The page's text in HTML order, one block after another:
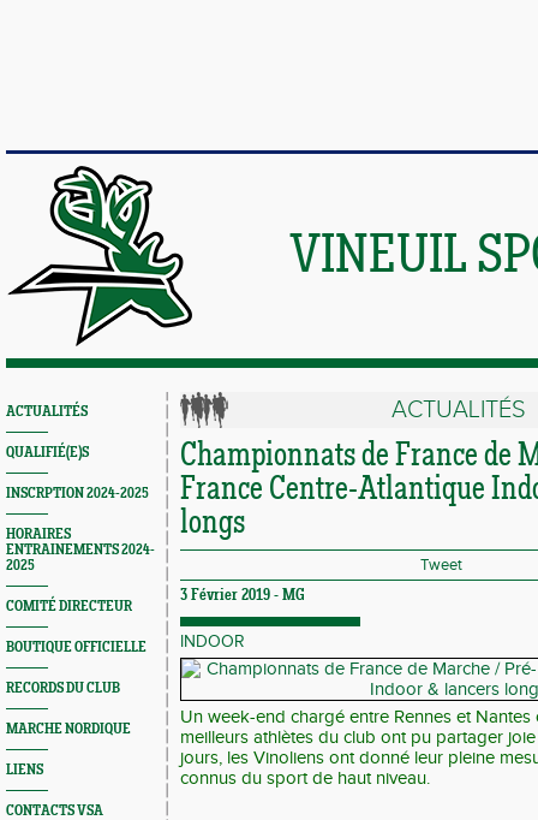
VINEUIL
ACTUALITÉS
QUALIFIÉ(E)S
INSCRPTION 2024-2025
HORAIRES
ENTRAINEMENTS 2024-
2025
COMITÉ DIRECTEUR
BOUTIQUE OFFICIELLE
RECORDS DU CLUB
MARCHE NORDIQUE
LIENS
CONTACTS VSA
ACTUALITÉS
Championnats de France de
France Centre-Atlantique
longs
Tweet
3 Février 2019 - MG
INDOOR
Un week-end chargé entre Rennes et
meilleurs athlètes du club ont pu partager
jours, les Vinoliens ont donné leur pleine
connus du sport de haut niveau.